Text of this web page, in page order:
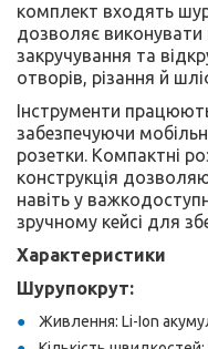
комплект входять
дозволяє
закручування та
отворів, різання й
Інструменти
забезпечуючи
розетки. Компактні
конструкція
навіть у
зручному кейсі для
Характеристики
Шурупокрут:
Живлення: Li-Ion